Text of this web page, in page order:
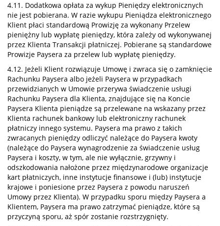
4.11. Dodatkowa opłata za wykup Pieniędzy elektronicznych
nie jest pobierana. W razie wykupu Pieniądza elektronicznego
Klient płaci standardową Prowizję za wykonany Przelew
pieniężny lub wypłatę pieniędzy, która zależy od wykonywanej
przez Klienta Transakcji płatniczej. Pobierane są standardowe
Prowizje Paysera za przelew lub wypłatę pieniędzy.
4.12. Jeżeli Klient rozwiązuje Umowę i zwraca się o zamknięcie
Rachunku Paysera albo jeżeli Paysera w przypadkach
przewidzianych w Umowie przerywa świadczenie usługi
Rachunku Paysera dla Klienta, znajdujące się na Koncie
Paysera Klienta pieniądze są przelewane na wskazany przez
Klienta rachunek bankowy lub elektroniczny rachunek
płatniczy innego systemu. Paysera ma prawo z takich
zwracanych pieniędzy odliczyć należące do Paysera kwoty
(należące do Paysera wynagrodzenie za świadczenie usług
Paysera i koszty, w tym, ale nie wyłącznie, grzywny i
odszkodowania nałożone przez międzynarodowe organizacje
kart płatniczych, inne instytucje finansowe i (lub) instytucje
krajowe i poniesione przez Paysera z powodu naruszeń
Umowy przez Klienta). W przypadku sporu między Paysera a
Klientem, Paysera ma prawo zatrzymać pieniądze, które są
przyczyną sporu, aż spór zostanie rozstrzygnięty.